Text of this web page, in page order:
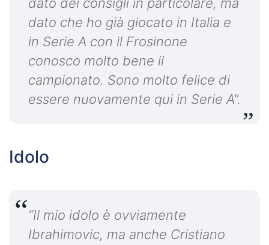
dato che ho già giocato in Italia e
in Serie A con il Frosinone
conosco molto bene il
campionato. Sono molto felice di
essere nuovamente qui in Serie A".
Idolo
“Il mio idolo è ovviamente
Ibrahimovic, ma anche Cristiano